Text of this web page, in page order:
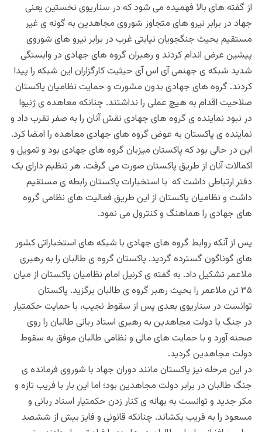
از گفته های بالا فهمیده می شود که در سناریوی نخستین یعنی
جهاد در برابر نیرو های متجاوز شوروی مجاهدین به گونه ی غیر
مستقیم بحیث جنگجویان نیابتی غرب در برابر نیرو های شوروی
پیشین عرض اندام کردند و رهبران گروه های جهادی در وابستگی
شدید شبکه ی جهنمی آی اس آی حیثیت کارگزاران این شبکه را پیدا
کردند. گروه های جهادی بدون مشورت و حمایت نظامیان پاکستان
صلاحیت اقدام به هیچ عملی را نداشتند. چنانکه معاهده ی ژنیوا
در نبود نماینده ی گروه های جهادی نقش آنان را به صفر تقرب داد و
نماینده ی پاکستان به عوض گروه های جهادی معاهده را امضا کرد.
این در حالی بود که پاکستان میزبان گروه های جهادی بود و تمویل و
اکمالات آنان از طریق پاکستان صورت می گرفت. هر تنظیم دارای یک
دفتر ارتباطی داشت که با استخبارات پاکستان رابطه ی مستقیم
داشت و نظامیان پاکستان از این طریق فعالیت های نظامی گروه
های جهادی را هماهنگ و کنترول می نمود.
پس از آنکه روابط گروه های جهادی با شبکه های استخباراتی کشور
های گوناگون گسترده گردید. پاکستان گروه ی طالبان را به رهبری
ملاعمر تشکیل داد. به گفته ی کرنیل امام نظامیان پاکستان از میان
۳۵ تن ملاعمر را بحیث رهبر گروه ی طالبان برگزید. پاکستان
توانست در سناریوی بعدی پس از سقوط نجیب، با حمایت حکمتیار
در جنگ با دولت مجاهدین به رهبری استاد ربانی طالبان را روی
صحنه آورد و با حمایت های مالی و نظامی طالبان موفق به سقوط
دولت مجاهدین گردید.
در این مرحله نیز پاکستان مانند دوران جهاد با شوروی فرمانده ی
جنگ طالبان در برابر دولت مجاهدین بود؛ اما این بار با فریب تازه و
مکر جدید و توانست به بهانه ی کنار زدن حکمتیار اسناد ربانی و
مسعود را به فریب بکشاند. چنانکه قانونی و فایز بیش از ششصد